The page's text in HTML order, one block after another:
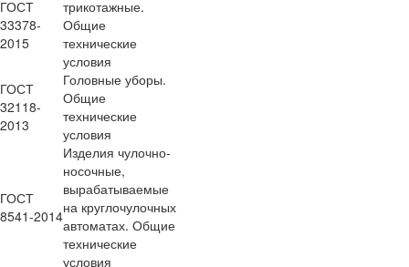
ГОСТ
33378-
2015
трикотажные.
Общие
технические
условия
ГОСТ
32118-
2013
Головные уборы.
Общие
технические
условия
ГОСТ
8541-2014
Изделия чулочно-
носочные,
вырабатываемые
на круглочулочных
автоматах. Общие
технические
условия